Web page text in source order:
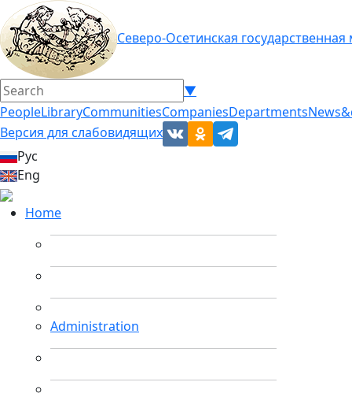
Северо-Осетинская
▼
PeopleLibraryCommunitiesCompaniesDepartments
Версия для слабовидящих
Рус
Eng
Home
Administration